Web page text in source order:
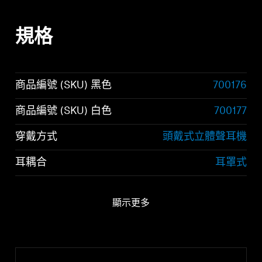
規格
商品編號 (SKU) 黑色 700176
商品編號 (SKU) 白色 700177
穿戴方式 頭戴式立體聲耳機
耳耦合 耳罩式
顯示更多